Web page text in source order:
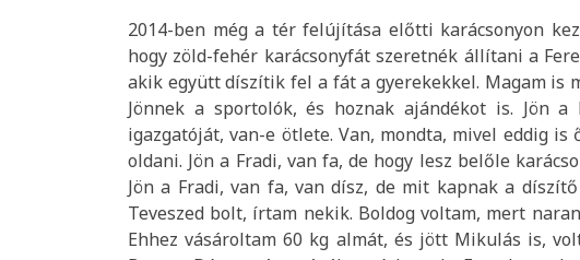
2014-ben még a tér felújítása előtti karácsonyon
hogy zöld-fehér karácsonyfát szeretnék állítani a
akik együtt díszítik fel a fát a gyerekekkel. Magam is
Jönnek a sportolók, és hoznak ajándékot is. Jön a
igazgatóját, van-e ötlete. Van, mondta, mivel eddig
oldani. Jön a Fradi, van fa, de hogy lesz belőle
Jön a Fradi, van fa, van dísz, de mit kapnak a
Teveszed bolt, írtam nekik. Boldog voltam, mert
Ehhez vásároltam 60 kg almát, és jött Mikulás is,